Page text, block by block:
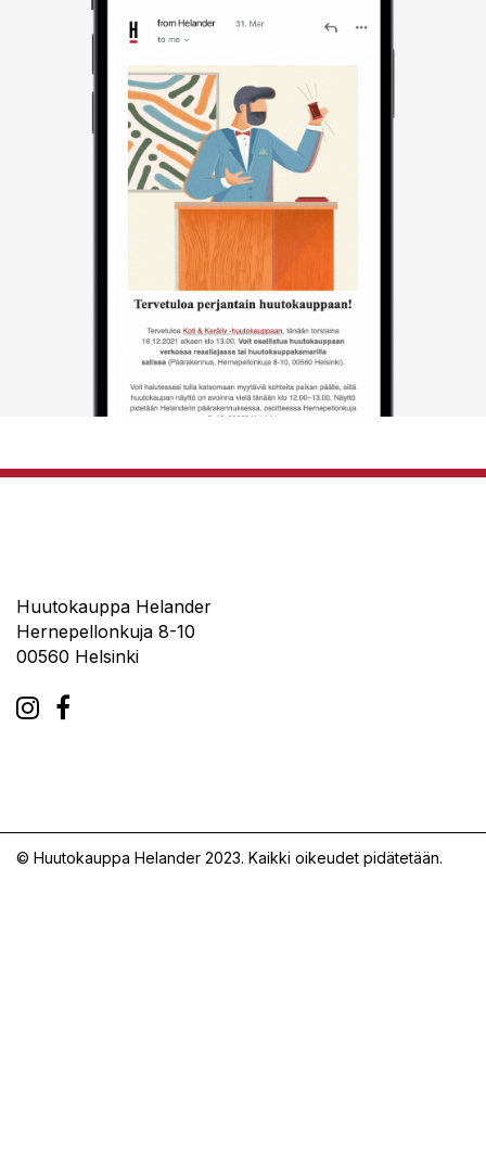
Huutokauppa Helander
Hernepellonkuja 8-10
00560 Helsinki
© Huutokauppa Helander 2023. Kaikki oikeudet pidätetään.